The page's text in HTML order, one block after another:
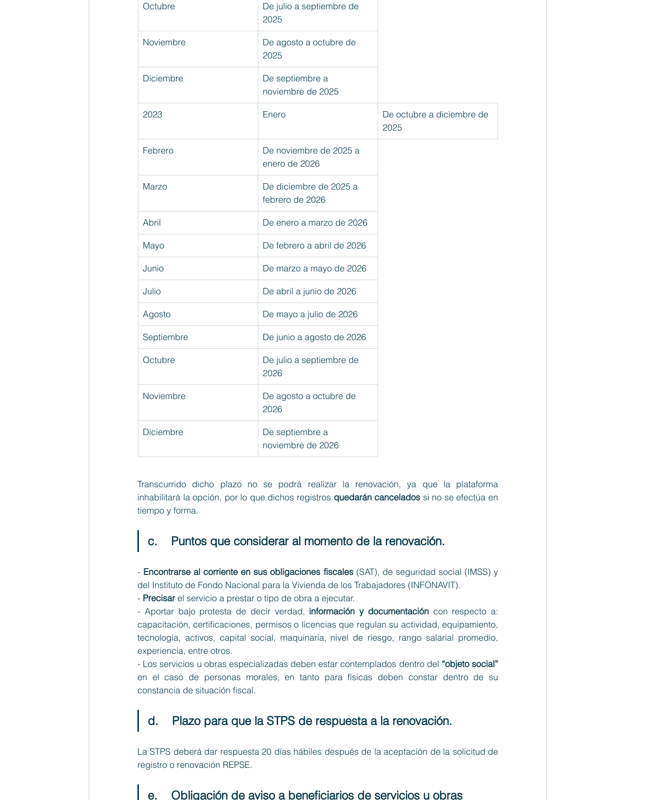
Octubre
De julio a septiembre de
2025
Noviembre
De agosto a octubre de
2025
Diciembre
De septiembre a
noviembre de 2025
2023 Enero
De octubre a diciembre de
2025
Febrero
De noviembre de 2025 a
enero de 2026
Marzo
De diciembre de 2025 a
febrero de 2026
Abril De enero a marzo de 2026
Mayo De febrero a abril de 2026
Junio De marzo a mayo de 2026
Julio De abril a junio de 2026
Agosto De mayo a julio de 2026
Septiembre De junio a agosto de 2026
Octubre
De julio a septiembre de
2026
Noviembre
De agosto a octubre de
2026
Diciembre
De septiembre a
noviembre de 2026
Transcurrido dicho plazo no se podrá realizar la renovación, ya que la plataforma
inhabilitará la opción, por lo que dichos registros quedarán cancelados si no se efectúa en
tiempo y forma.
c.    Puntos que considerar al momento de la renovación.
- Encontrarse al corriente en sus obligaciones fiscales (SAT), de seguridad social (IMSS) y
del Instituto de Fondo Nacional para la Vivienda de los Trabajadores (INFONAVIT).
- Precisar el servicio a prestar o tipo de obra a ejecutar.
- Aportar bajo protesta de decir verdad, información y documentación con respecto a:
capacitación, certificaciones, permisos o licencias que regulan su actividad, equipamiento,
tecnología, activos, capital social, maquinaria, nivel de riesgo, rango salarial promedio,
experiencia, entre otros.
- Los servicios u obras especializadas deben estar contemplados dentro del “objeto social”
en el caso de personas morales, en tanto para físicas deben constar dentro de su
constancia de situación fiscal.
d.    Plazo para que la STPS de respuesta a la renovación.
La STPS deberá dar respuesta 20 días hábiles después de la aceptación de la solicitud de
registro o renovación REPSE.
e.    Obligación de aviso a beneficiarios de servicios u obras